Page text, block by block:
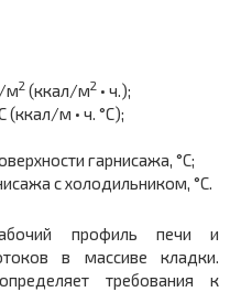
м2 (ккал/м2 • ч.);
(ккал/м • ч. °С);
гарнисажа, °С;
с холодильником, °С.
профиль печи и
в массиве кладки.
требования к